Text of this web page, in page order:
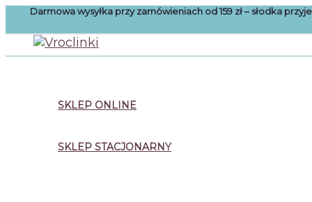
Przejdź
treści
Darmowa wysyłka przy zamówieniach od 159 zł – słodka
SKLEP ONLINE
SKLEP STACJONARNY